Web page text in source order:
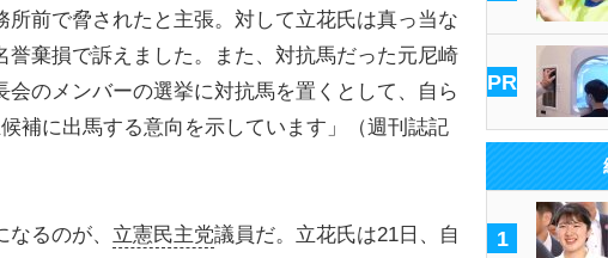
前で脅されたと主張。対して立花氏は真っ当な
棄損で訴えました。また、対抗馬だった元尼崎
のメンバーの選挙に対抗馬を置くとして、自ら
補に出馬する意向を示しています」（週刊誌記
るのが、 立憲民主党議員だ。立花氏は21日、自
PR
1